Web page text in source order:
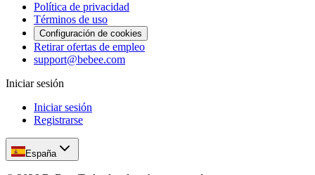
Política de privacidad
Términos de uso
Configuración de cookies
Retirar ofertas de empleo
support@bebee.com
Iniciar sesión
Iniciar sesión
Registrarse
España